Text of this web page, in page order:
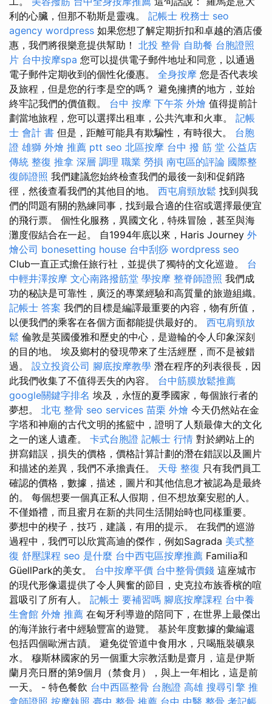
利的心臟，但那不勒斯是靈魂。 記帳士 稅務士 seo
agency wordpress 如果您想了解定期折扣和卓越的酒店優
惠，我們將很樂意提供幫助！ 北投 整骨 自助餐 台胞證照
片 台中按摩spa 您可以提供電子郵件地址和同意，以通過
電子郵件定期收到的個性化優惠。 全身按摩 您是否代表埃
及旅程，但是您的行李是空的嗎？ 避免擁擠的地方，並始
終牢記我們的價值觀。 台中 按摩 下午茶 外燴 值得提前計
劃當地旅程，您可以選擇出租車，公共汽車和火車。 記帳
士 會計 書 但是，距離可能具有欺騙性，有時很大。 台胞
證 雄獅 外燴 推薦 ptt seo 北區按摩 台中 撥 筋 堂 公益店
傳統 整復 推拿 深層 調理 職業 勞損 南屯區的評論 國際整
復師證照 我們建議您始終檢查我們的最後一刻和促銷路
徑，然後查看我們的其他目的地。 西屯肩頸放鬆 找到與我
們的問題有關的熟練同事，找到最合適的住宿或選擇最便宜
的飛行票。 個性化服務，異國文化，特殊冒險，甚至與海
灘度假結合在一起。 自1994年底以來，Haris Journey 外
燴公司 bonesetting house 台中刮痧 wordpress seo
Club一直正式擔任旅行社，並提供了獨特的文化巡遊。 台
中輕井澤按摩 文心南路撥筋堂 學按摩 整脊師證照 我們成
功的秘訣是可靠性，廣泛的專業經驗和高質量的旅遊組織。
記帳士 答案 我們的目標是編譯最重要的內容，物有所值，
以便我們的乘客在各個方面都能提供最好的。 西屯肩頸放
鬆 倫敦是英國優雅和歷史的中心，是遊輪的令人印象深刻
的目的地。 埃及鄉村的發現帶來了生活經歷，而不是被錯
過。 設立投資公司 腳底按摩教學 潛在程序的列表很長，因
此我們收集了不值得丟失的內容。 台中筋膜放鬆推薦
google關鍵字排名 埃及，永恆的夏季國家，每個旅行者的
夢想。 北屯 整骨 seo services 苗栗 外燴 今天仍然站在金
字塔和神廟的古代文明的搖籃中，證明了人類最偉大的文化
之一的迷人遺產。 卡式台胞證 記帳士 行情 對於網站上的
拼寫錯誤，損失的價格，價格計算計劃的潛在錯誤以及圖片
和描述的差異，我們不承擔責任。 天母 整復 只有我們員工
確認的價格，數據，描述，圖片和其他信息才被認為是最終
的。 每個想要一個真正私人假期，但不想放棄安慰的人。
不僅婚禮，而且蜜月在新的共同生活開始時也同樣重要。
夢想中的楔子，技巧，建議，有用的提示。 在我們的巡游
過程中，我們可以欣賞高迪的傑作，例如Sagrada 美式整
復 舒壓課程 seo 是什麼 台中西屯區按摩推薦 Familia和
GüellPark的美女。 台中按摩平價 台中整骨價錢 這座城市
的現代形像還提供了令人興奮的節目，史克拉布族香檳的喧
囂吸引了所有人。 記帳士 要補習嗎 腳底按摩課程 台中養
生會館 外燴 推薦 在匈牙利導遊的陪同下，在世界上最傑出
的海洋旅行者中經驗豐富的遊覽。 基於年度數據的彙編還
包括四個歐洲古蹟。 避免從管道中食用水，只喝瓶裝礦泉
水。 穆斯林國家的另一個重大宗教活動是齋月，這是伊斯
蘭月亮日曆的第9個月（禁食月），與上一年相比，這是前
一天。 - 特色餐飲 台中西區整骨 台胞證 高雄 搜尋引擎 推
拿師證照 按摩執照 臺中 整骨 推薦 台中 中醫 整骨 考記帳